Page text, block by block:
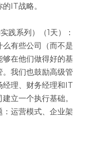
IT战略。
践系列）（1天）：
有些公司（而不是
在他们做得好的基
我们也鼓励高级管
经理、财务经理和IT
立一个执行基础。
运营模式、企业架